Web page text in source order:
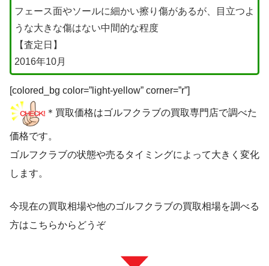
フェース面やソールに細かい擦り傷があるが、目立つよ
うな大きな傷はない中間的な程度
【査定日】
2016年10月
[colored_bg color=”light-yellow” corner=”r”]
＊買取価格はゴルフクラブの買取専門店で調べた
価格です。
ゴルフクラブの状態や売るタイミングによって大きく変化
します。
今現在の買取相場や他のゴルフクラブの買取相場を調べる
方はこちらからどうぞ